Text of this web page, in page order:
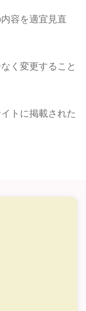
容を適宜見直
く変更すること
トに掲載された